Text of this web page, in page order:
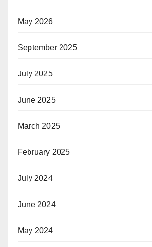
May 2026
September 2025
July 2025
June 2025
March 2025
February 2025
July 2024
June 2024
May 2024